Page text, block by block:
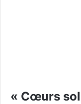
« Cœurs